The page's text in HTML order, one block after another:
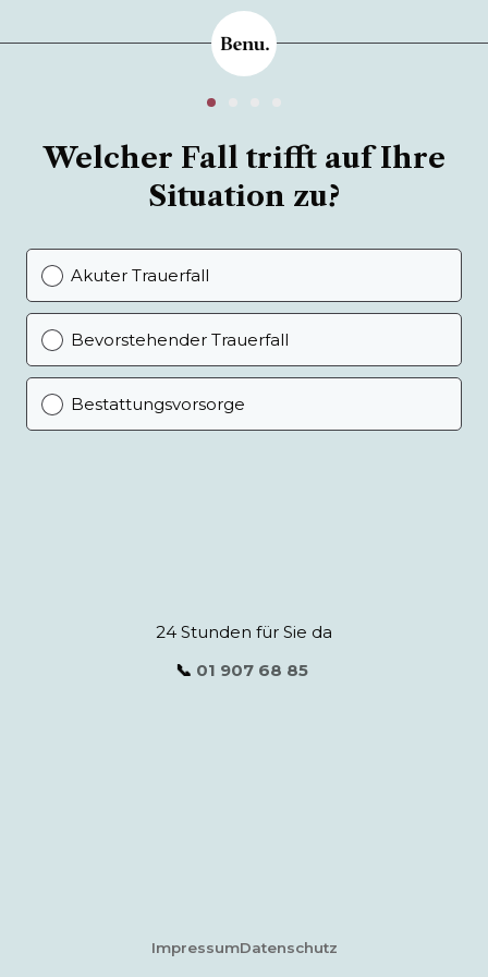
Welcher Fall trifft auf Ihre
Situation zu?
Akuter Trauerfall
Bevorstehender Trauerfall
Bestattungsvorsorge
24 Stunden für Sie da
📞 01 907 68 85
ImpressumDatenschutz